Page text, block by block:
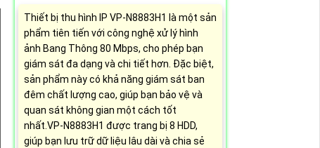
Thiết bị thu hình IP VP-N8883H1 là một sản
phẩm tiên tiến với công nghệ xử lý hình
ảnh Bang Thông 80 Mbps, cho phép bạn
giám sát đa dạng và chi tiết hơn. Đặc biệt,
sản phẩm này có khả năng giám sát ban
đêm chất lượng cao, giúp bạn bảo vệ và
quan sát không gian một cách tốt
nhất.VP-N8883H1 được trang bị 8 HDD,
giúp bạn lưu trữ dữ liệu lâu dài và chia sẻ